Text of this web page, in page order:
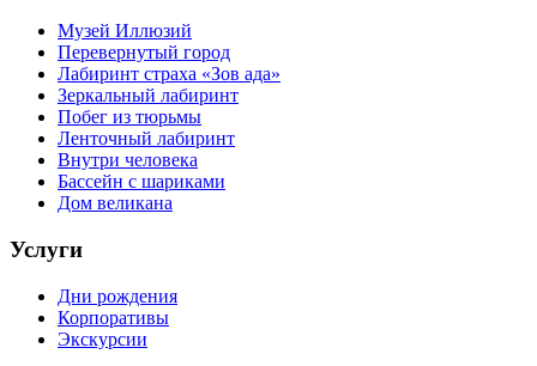
Музей Иллюзий
Перевернутый город
Лабиринт страха «Зов ада»
Зеркальный лабиринт
Побег из тюрьмы
Ленточный лабиринт
Внутри человека
Бассейн с шариками
Дом великана
Услуги
Дни рождения
Корпоративы
Экскурсии